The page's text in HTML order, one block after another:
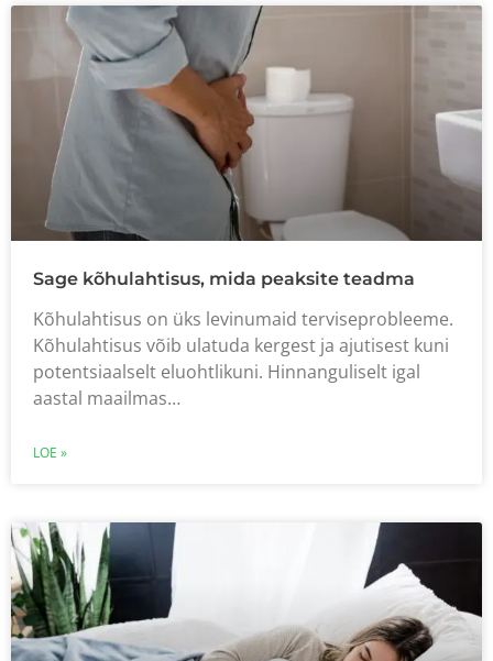
Sage kõhulahtisus, mida peaksite teadma
Kõhulahtisus on üks levinumaid terviseprobleeme.
Kõhulahtisus võib ulatuda kergest ja ajutisest kuni
potentsiaalselt eluohtlikuni. Hinnanguliselt igal
aastal maailmas…
LOE »